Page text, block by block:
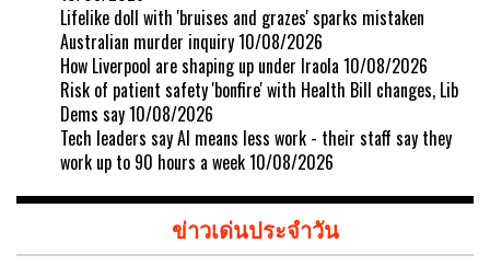
Thai school shooter learnt how to use guns via social media
10/08/2026
Lifelike doll with 'bruises and grazes' sparks mistaken
Australian murder inquiry10/08/2026
How Liverpool are shaping up under Iraola
Risk of patient safety 'bonfire' with Health Bill changes, Lib
Dems say10/08/2026
Tech leaders say AI means less work - their staff say they
work up to 90 hours a week
10/08/2026